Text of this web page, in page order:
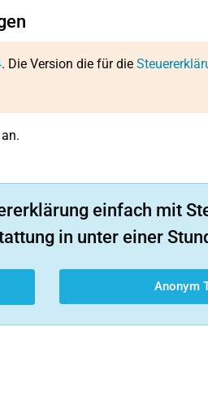
. Die Version die für die
einfach mit
in unter einer
Anonym